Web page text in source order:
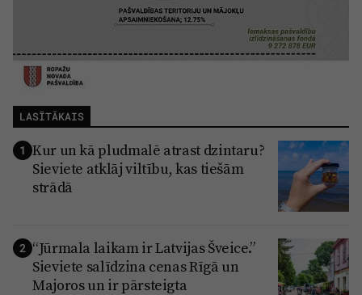
LASĪTĀKAIS
1 Kur un kā pludmalē atrast dzintaru?
Sieviete atklāj viltību, kas tiešām
strādā
2 “Jūrmala laikam ir Latvijas Šveice.”
Sieviete salīdzina cenas Rīgā un
Majoros un ir pārsteigta